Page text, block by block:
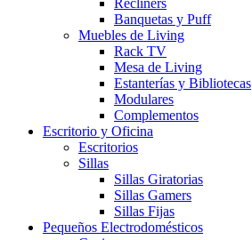
Recliners
Banquetas y Puff
Muebles de Living
Rack TV
Mesa de Living
Estanterías y Bibliotecas
Modulares
Complementos
Escritorio y Oficina
Escritorios
Sillas
Sillas Giratorias
Sillas Gamers
Sillas Fijas
Pequeños Electrodomésticos